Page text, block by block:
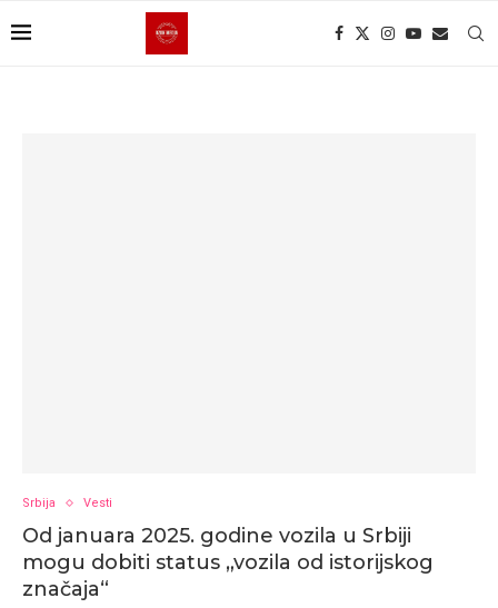
Srbija Vesti
Od januara 2025. godine vozila u Srbiji
mogu dobiti status „vozila od istorijskog
značaja“